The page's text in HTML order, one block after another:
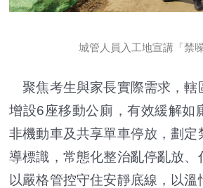
城管人員入工地宣講「禁
聚焦考生與家長實際需求，轄
增設6座移動公廁，有效緩解如
非機動車及共享單車停放，劃定
導標識，常態化整治亂停亂放、
以嚴格管控守住安靜底線，以溫